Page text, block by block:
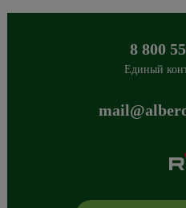
8 800
Единый
+7 800 765 43 42,